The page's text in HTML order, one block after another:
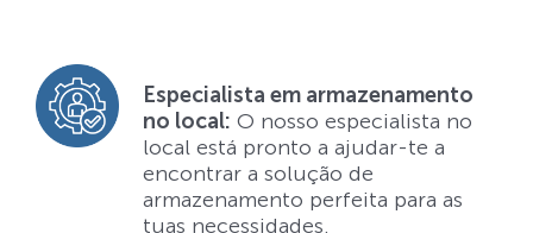
Especialista em armazenamento
no local: O nosso especialista no
local está pronto a ajudar-te a
encontrar a solução de
armazenamento perfeita para as
tuas necessidades.